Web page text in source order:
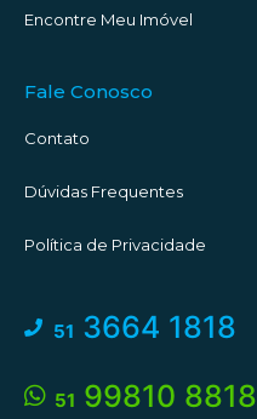
Encontre Meu Imóvel
Fale Conosco
Contato
Dúvidas Frequentes
Política de Privacidade
51 3664 1818
51 99810 8818